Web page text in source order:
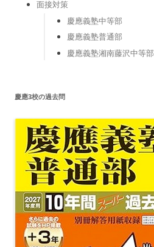
面接対策
慶應義塾中等部
慶應義塾普通部
慶應義塾湘南藤沢中等部
慶應3校の過去問